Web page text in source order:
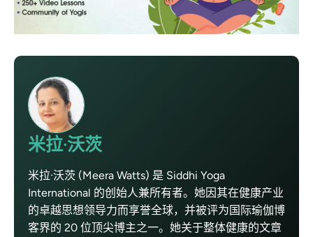
米拉·沃茨
米拉·沃茨 (Meera Watts) 是 Siddhi Yoga
International 的创始人兼所有者。她因其在健康产业
的卓越思想领导力而享誉全球，并被评为国际瑜伽博
客界的 20 位顶尖博主之一。她关于整体健康的文章